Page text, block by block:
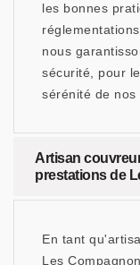
les bonnes
nous
sécurité, pour
sérénité de nos
Artisan
prestations de
En tant
Les